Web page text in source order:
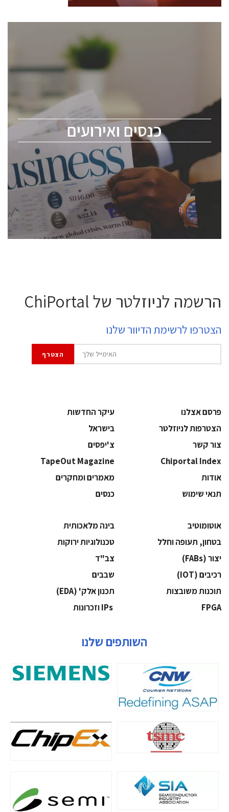
כנסים ואירועים
כנסים ואירועים
לכל העוסקים בתעשיית הסמיקונדקטור כולל מהנדסים,
מומחים מקצועיים ובכירים.
ChipEx2026 will be held on May 12-13, 2026. The
conference is intended for everyone involved in the
semiconductor industry, including engineers,
professional experts, and senior executives.
לחץ לפרטים
הרשמה לניוזלטר של ChiPortal
הצטרפו לרשימת הדיוור שלנו
פרסם אצלנו
עיקר החדשות
הצטרפות לניוזלטר
בישראל
צור קשר
צ'יפסים
Chiportal Index
TapeOut Magazine
אודות
מאמרים ומחקרים
תנאי שימוש
כנסים
אוטומוטיב
בינה מלאכותית
בטחון, תעופה וחלל
‫טכנולוגיות ירוקות‬
‫יצור (‪(FABs‬‬
‫צב"ד‬
‫רכיבים‬ (IOT)
‫שבבים‬
‫תוכנות משובצות‬
‫תכנון אלק' (‪(EDA‬‬
‫‪FPGA‬‬
השותפים שלנו